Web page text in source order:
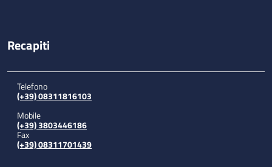
Recapiti
Telefono
(+39) 08311816103
Mobile
(+39) 3803446186
Fax
(+39) 08311701439